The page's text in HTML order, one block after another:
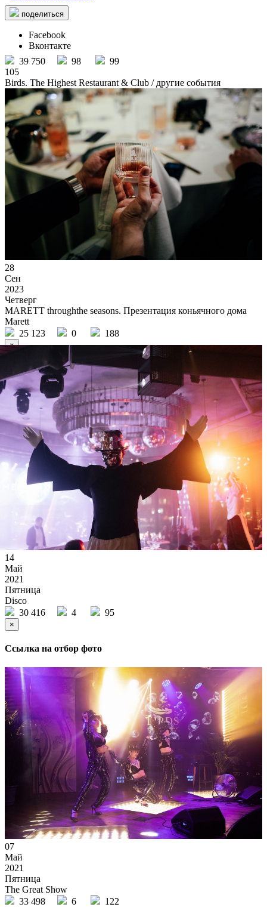
поделиться
Facebook
Вконтакте
39 750
98
99
105
Birds. The Highest Restaurant & Club / другие события
28
Сен
2023
Четверг
MARETT throughthe seasons. Презентация коньячного дома
Marett
25 123
0 188
×
Ссылка на отбор фото
14
Май
2021
Пятница
Disco
30 416
4 95
×
Ссылка на отбор фото
07
Май
2021
Пятница
The Great Show
33 498
6 122